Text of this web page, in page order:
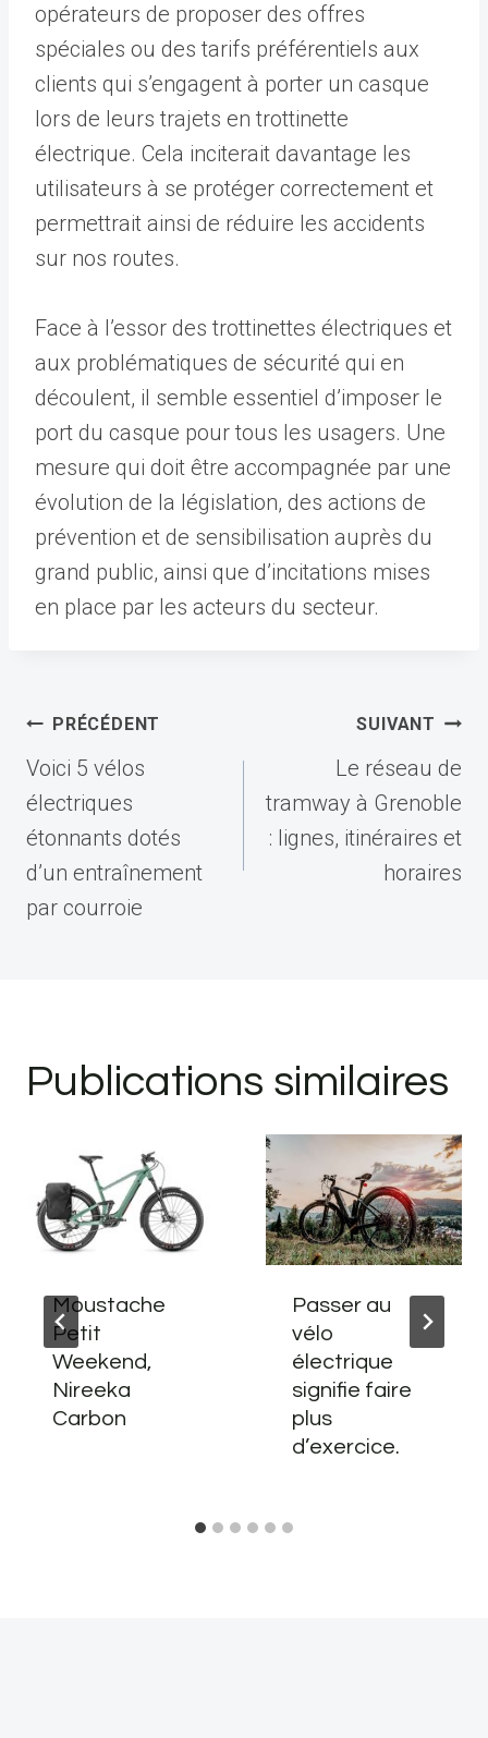
opérateurs de proposer des offres
spéciales ou des tarifs préférentiels aux
clients qui s’engagent à porter un casque
lors de leurs trajets en trottinette
électrique. Cela inciterait davantage les
utilisateurs à se protéger correctement et
permettrait ainsi de réduire les accidents
sur nos routes.
Face à l’essor des trottinettes électriques et
aux problématiques de sécurité qui en
découlent, il semble essentiel d’imposer le
port du casque pour tous les usagers. Une
mesure qui doit être accompagnée par une
évolution de la législation, des actions de
prévention et de sensibilisation auprès du
grand public, ainsi que d’incitations mises
en place par les acteurs du secteur.
Navigation
de
l’article
PRÉCÉDENT
Voici 5 vélos
électriques
étonnants dotés
d’un entraînement
par courroie
SUIVANT
Le réseau de
tramway à Grenoble
: lignes, itinéraires et
horaires
Publications similaires
Moustache
Petit
Weekend,
Nireeka
Carbon
Passer au
vélo
électrique
signifie faire
plus
d’exercice.